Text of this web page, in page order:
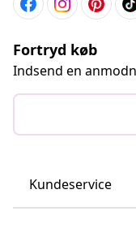
Fortryd køb
Indsend en
Kundeservice